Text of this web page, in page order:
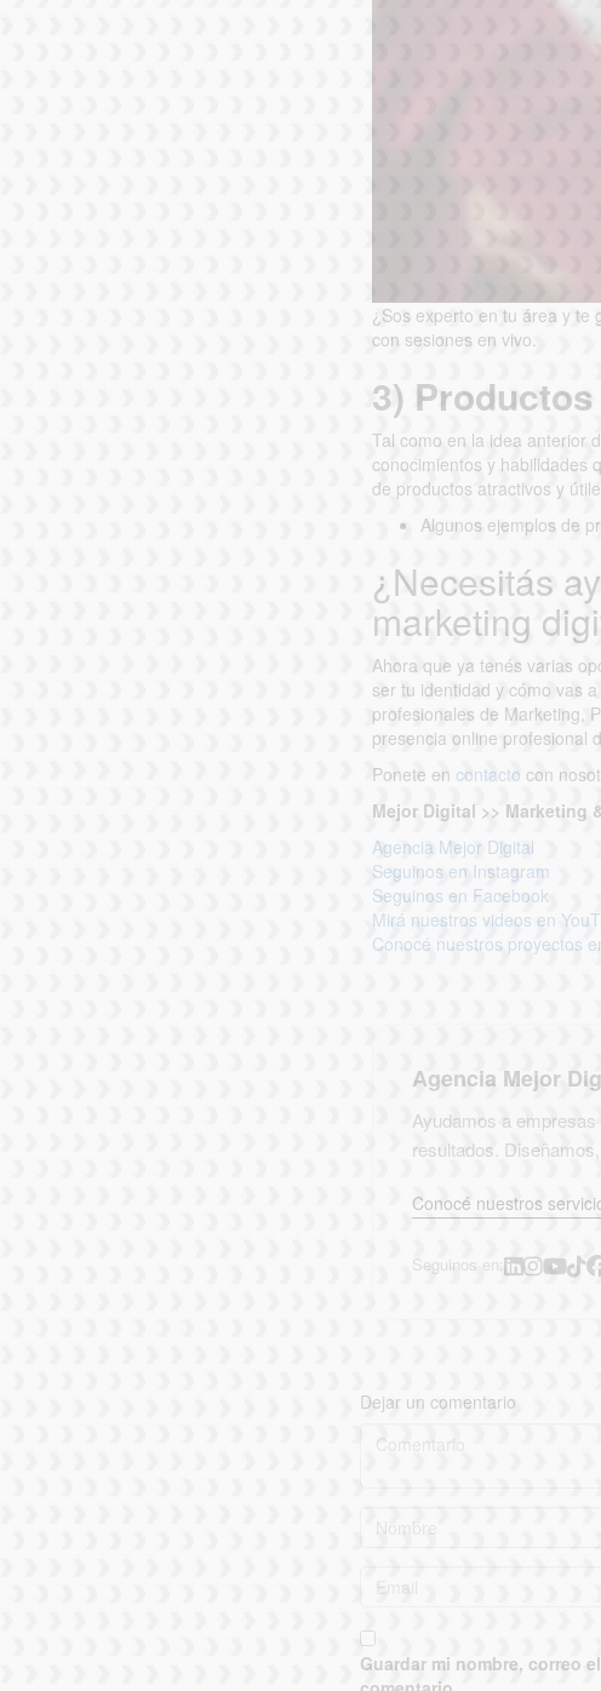
¿Sos experto en tu área y te
con sesiones en vivo.
3)
Tal como en la idea anterior
conocimientos y habilidades
de productos atractivos y
Algunos ejemplos de
¿Necesitás
marketing
Ahora que ya tenés varias
ser tu identidad y cómo vas
profesionales de Marketing,
presencia online profesional
Ponete en contacto con
Mejor Digital >> Marketing
Agencia Mejor Digital
Seguinos en Instagram
Seguinos en Facebook
Mirá nuestros videos en
Conocé nuestros proyectos
Agencia Mejor
Ayudamos a
resultados.
Conocé nuestros
Seguinos en:
Dejar un comentario
Guardar mi nombre, correo